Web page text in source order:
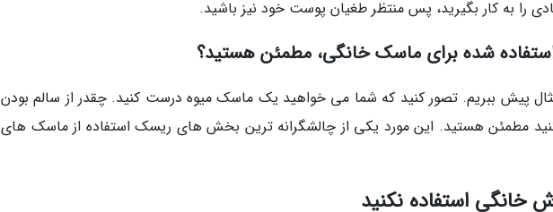
را به کار بگیرید، پس منتظر طغیان پوست خود نیز باشید.
شده برای ماسک خانگی، مطمئن هستید؟
پیش ببریم. تصور کنید که شما می خواهید یک ماسک میوه درست کنید. چقدر از سالم بودن
مطمئن هستید. این مورد یکی از چالشگرانه ترین بخش های ریسک استفاده از ماسک های
خانگی استفاده نکنید